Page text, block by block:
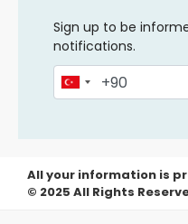
Sign up to be
notifications.
All your information is
© 2025 All Rights